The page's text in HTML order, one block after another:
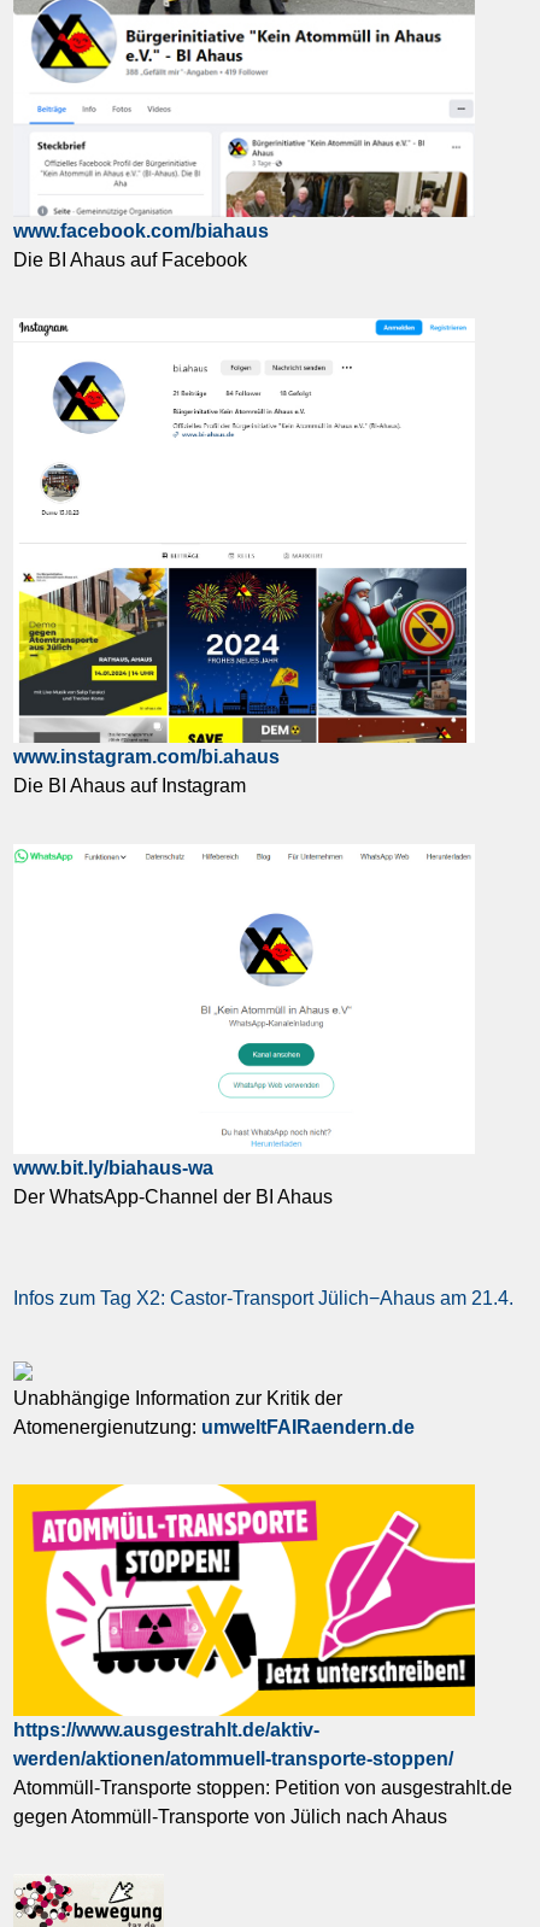
www.facebook.com/biahaus
Die BI Ahaus auf Facebook
www.instagram.com/bi.ahaus
Die BI Ahaus auf Instagram
www.bit.ly/biahaus-wa
Der WhatsApp-Channel der BI Ahaus
Infos zum Tag X2: Castor-Transport Jülich−Ahaus am 21.4.
Unabhängige Information zur Kritik der
Atomenergienutzung: umweltFAIRaendern.de
https://www.ausgestrahlt.de/aktiv-
werden/aktionen/atommuell-transporte-stoppen/
Atommüll-Transporte stoppen: Petition von ausgestrahlt.de
gegen Atommüll-Transporte von Jülich nach Ahaus